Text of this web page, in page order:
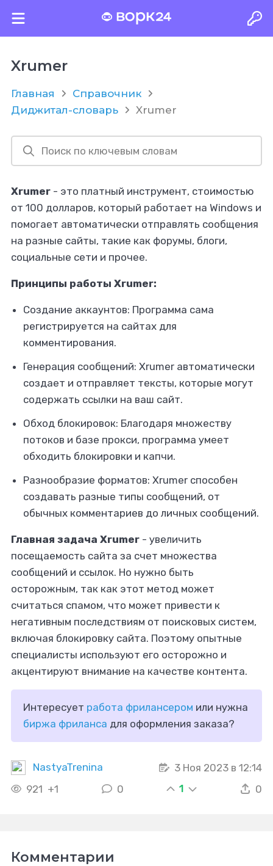
Xrumer
Главная
Справочник
Диджитал-словарь
Xrumer
Xrumer - это платный инструмент, стоимостью
от 100 долларов, который работает на Windows и
помогает автоматически отправлять сообщения
на разные сайты, такие как форумы, блоги,
социальные сети и прочее.
Принципы работы Xrumer:
Создание аккаунтов: Программа сама
регистрируется на сайтах для
комментирования.
Генерация сообщений: Xrumer автоматически
создает и отправляет тексты, которые могут
содержать ссылки на ваш сайт.
Обход блокировок: Благодаря множеству
потоков и базе прокси, программа умеет
обходить блокировки и капчи.
Разнообразие форматов: Xrumer способен
создавать разные типы сообщений, от
обычных комментариев до личных сообщений.
Главная задача Xrumer - увеличить
посещаемость сайта за счет множества
сообщений и ссылок. Но нужно быть
осторожным, так как этот метод может
считаться спамом, что может привести к
негативным последствиям от поисковых систем,
включая блокировку сайта. Поэтому опытные
специалисты используют его осторожно и
акцентируют внимание на качестве контента.
Интересует работа фрилансером или нужна
биржа фриланса для оформления заказа?
NastyaTrenina
3 Ноя 2023 в 12:14
921 +1 0 1 0
Комментарии